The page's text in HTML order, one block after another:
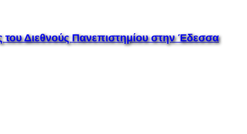
του Διεθνούς Πανεπιστημίου στην Έδεσσα